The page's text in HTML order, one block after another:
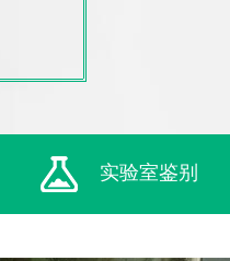
实验室鉴别